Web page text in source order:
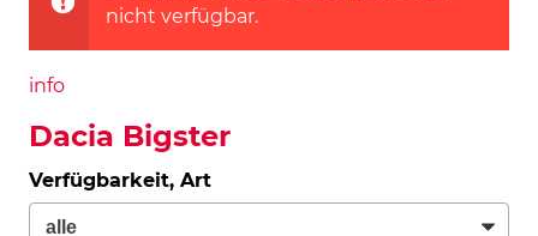
nicht verfügbar.
info
Dacia Bigster
Verfügbarkeit, Art